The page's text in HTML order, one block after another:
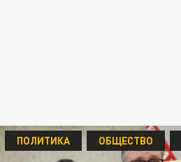
ПОЛИТИКА ОБЩЕСТВО